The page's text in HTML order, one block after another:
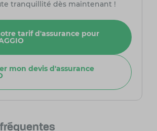
tranquillité dès maintenant !
tarif d'assurance pour
mon devis d'assurance